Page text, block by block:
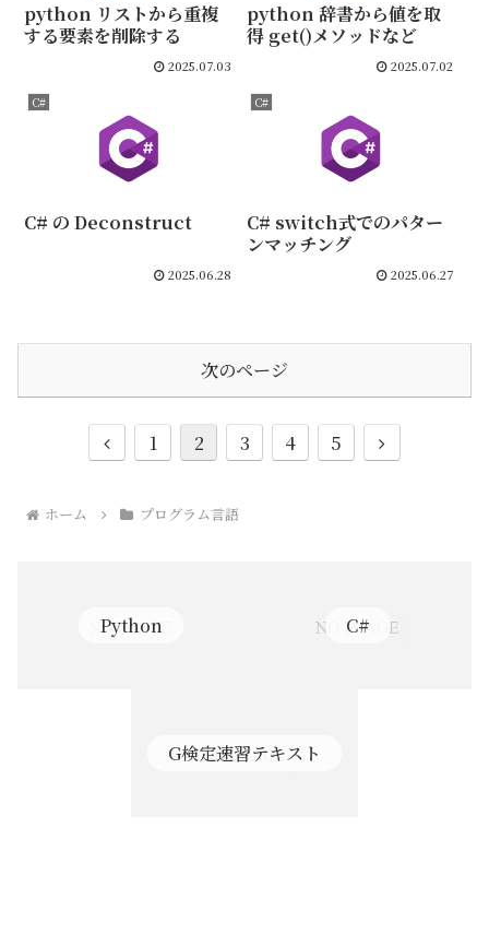
python リストから重複
する要素を削除する
2025.07.03
python 辞書から値を取
得 get()メソッドなど
2025.07.02
C#
C# の Deconstruct
2025.06.28
C#
C# switch式でのパター
ンマッチング
2025.06.27
次のページ
前
1 2 3 4 5
次
ホーム プログラム言語
Python C#
G検定速習テキスト